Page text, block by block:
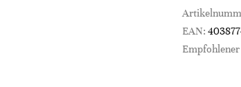
EAN:
Empfohlener